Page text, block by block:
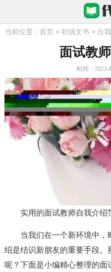
当前位置： 首页 > 职场文书 > 自
面试教
时间：2023-
实用的面试教师自我介绍
当我们在一个新环境中，
绍是结识新朋友的重要手段
呢？下面是小编精心整理的